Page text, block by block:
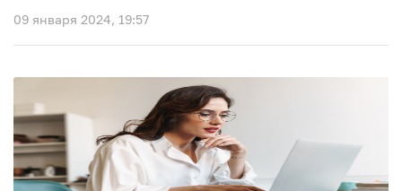
09 января 2024, 19:57